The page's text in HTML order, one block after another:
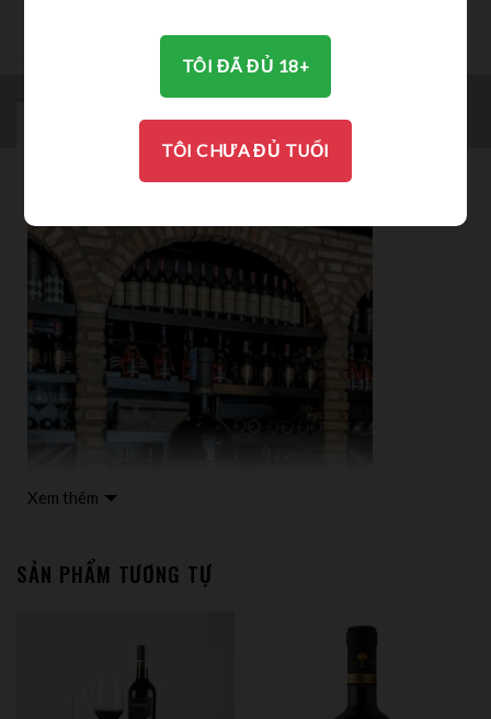
THƯỞNG THỨC
BRAND
Nước sản xuất: Ý
Vùng sản xuất: Puglia
Hãng sản xuất: Provinco Italia S.P.A.
Xem thêm
SẢN PHẨM TƯƠNG TỰ
TÔI ĐÃ ĐỦ 18+
TÔI CHƯA ĐỦ TUỔI